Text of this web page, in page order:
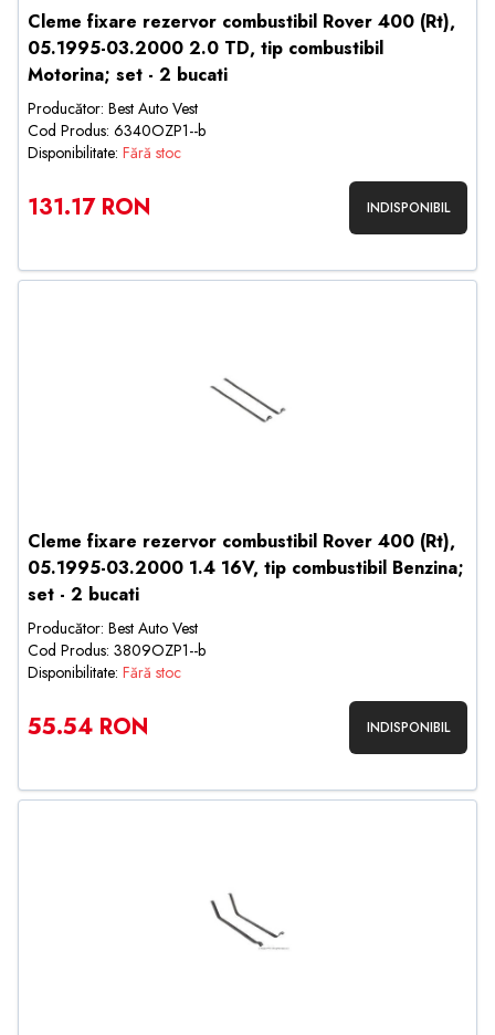
Cleme fixare rezervor combustibil Rover 400 (Rt),
05.1995-03.2000 2.0 TD, tip combustibil
Motorina; set - 2 bucati
Producător: Best Auto Vest
Cod Produs: 6340OZP1--b
Disponibilitate: Fără stoc
131.17 RON INDISPONIBIL
Cleme fixare rezervor combustibil Rover 400 (Rt),
05.1995-03.2000 1.4 16V, tip combustibil Benzina;
set - 2 bucati
Producător: Best Auto Vest
Cod Produs: 3809OZP1--b
Disponibilitate: Fără stoc
55.54 RON INDISPONIBIL